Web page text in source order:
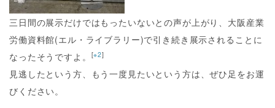
三日間の展示だけではもったいないとの声が上がり、大阪産業
労働資料館(エル・ライブラリー)で引き続き展示されることに
なったそうですよ。
[※2]
見逃したという方、もう一度見たいという方は、ぜひ足をお運
びください。